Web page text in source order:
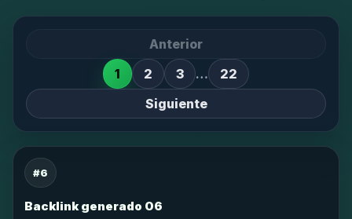
Anterior
1
2 3 …
22
Siguiente
#6
Backlink generado 06